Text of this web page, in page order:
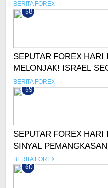
BERITA FOREX
58
SEPUTAR FOREX HARI
MELONJAK! ISRAEL
SERANGAN IRAN?
BERITA FOREX
59
SEPUTAR FOREX HARI
SINYAL
LEBIH AGRESIF!
BERITA FOREX
60